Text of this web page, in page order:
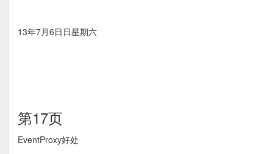
13年7月6⽇日星期六
第17页
EventProxy好处